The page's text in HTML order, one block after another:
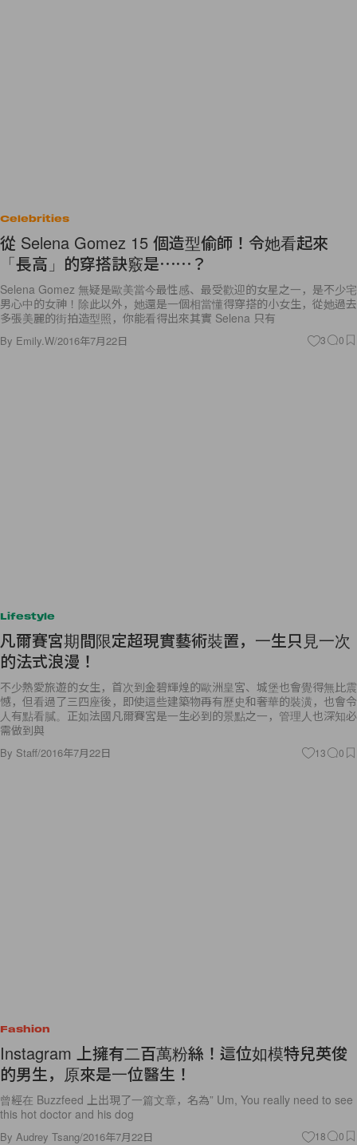
Celebrities
從 Selena Gomez 15 個造型偷師！令她看起來
「長高」的穿搭訣竅是⋯⋯？
Selena Gomez 無疑是歐美當今最性感、最受歡迎的女星之一，是不少宅
男心中的女神！除此以外，她還是一個相當懂得穿搭的小女生，從她過去
多張美麗的街拍造型照，你能看得出來其實 Selena 只有
By Emily.W/2016年7月22日 3 0
Lifestyle
凡爾賽宮期間限定超現實藝術裝置，一生只見一次
的法式浪漫！
不少熱愛旅遊的女生，首次到金碧輝煌的歐洲皇宮、城堡也會覺得無比震
憾，但看過了三四座後，即使這些建築物再有歷史和奢華的裝潢，也會令
人有點看膩。正如法國凡爾賽宮是一生必到的景點之一，管理人也深知必
需做到與
By Staff/2016年7月22日 13 0
Fashion
Instagram 上擁有二百萬粉絲！這位如模特兒英俊
的男生，原來是一位醫生！
曾經在 Buzzfeed 上出現了一篇文章，名為” Um, You really need to see
this hot doctor and his dog
By Audrey Tsang/2016年7月22日 18 0